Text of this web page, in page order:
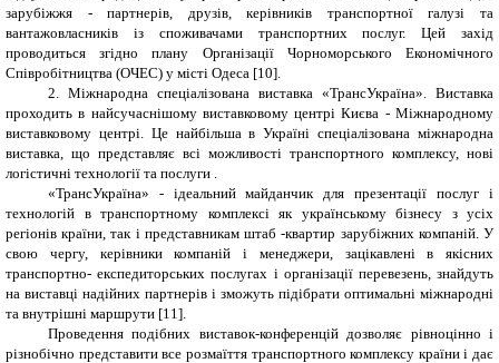
зарубіжжя - партнерів, друзів, керівників транспортної галузі та
вантажовласників із споживачами транспортних послуг.Цей захід
проводиться згідно плану Організації Чорноморського Економічного
Співробітництва (ОЧЕС) у місті Одеса [10]
2. Міжнародна спеціалізована виставка «ТрансУкраїна». Виставка
проходить в найсучаснішому виставковому центрі Києва - Міжнародному
виставковому центрі. Це найбільша в Україні спеціалізована міжнародна
виставка, що представляє всі можливості транспортного комплексу, нові
логістичні технології та послуги .
«ТрансУкраїна» - ідеальний майданчик для презентації послуг і
технологій в транспортному комплексі як українському бізнесу з усіх
регіонів країни, так і представникам штаб -квартир зарубіжних компаній. У
свою чергу, керівники компаній і менеджери, зацікавлені в якісних
транспортно- експедиторських послугах і організації перевезень, знайдуть
на виставці надійних партнерів і зможуть підібрати оптимальні міжнародні
та внутрішні маршрути [11].
Проведення подібних виставок-конференцій дозволяє рівноцінно і
різнобічно представити все розмаїття транспортного комплексу країни і дає